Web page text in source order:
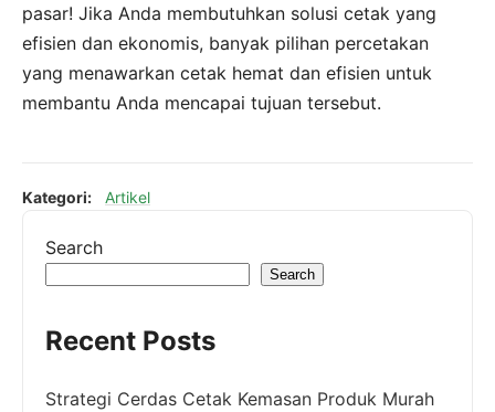
pasar! Jika Anda membutuhkan solusi cetak yang
efisien dan ekonomis, banyak pilihan percetakan
yang menawarkan cetak hemat dan efisien untuk
membantu Anda mencapai tujuan tersebut.
Kategori: Artikel
Search
Search
Recent Posts
Strategi Cerdas Cetak Kemasan Produk Murah